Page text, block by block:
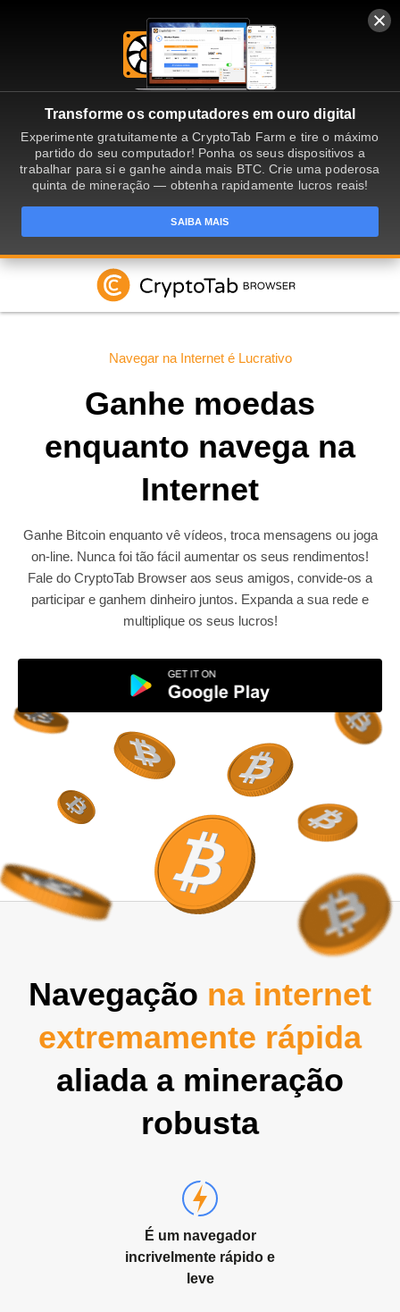
Transforme os computadores em ouro digital
Experimente gratuitamente a CryptoTab Farm e tire o máximo
partido do seu computador! Ponha os seus dispositivos a
trabalhar para si e ganhe ainda mais BTC. Crie uma poderosa
quinta de mineração — obtenha rapidamente lucros reais!
SAIBA MAIS
Navegar na Internet é Lucrativo
Ganhe moedas
enquanto navega na
Internet
Ganhe Bitcoin enquanto vê vídeos, troca mensagens ou joga
on-line. Nunca foi tão fácil aumentar os seus rendimentos!
Fale do CryptoTab Browser aos seus amigos, convide-os a
participar e ganhem dinheiro juntos. Expanda a sua rede e
multiplique os seus lucros!
Navegação na internet
extremamente rápida
aliada a mineração
robusta
É um navegador
incrivelmente rápido e
leve